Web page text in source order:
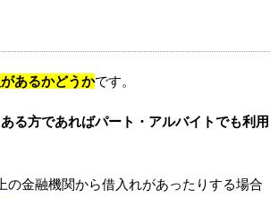
あるかどうかです。
る方であればパート・アルバイトでも利用
金融機関から借入れがあったりする場合